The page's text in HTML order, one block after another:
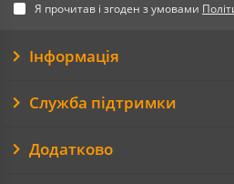
Я прочитав і згоден з умовами
Інформація
Служба підтримки
Додатково